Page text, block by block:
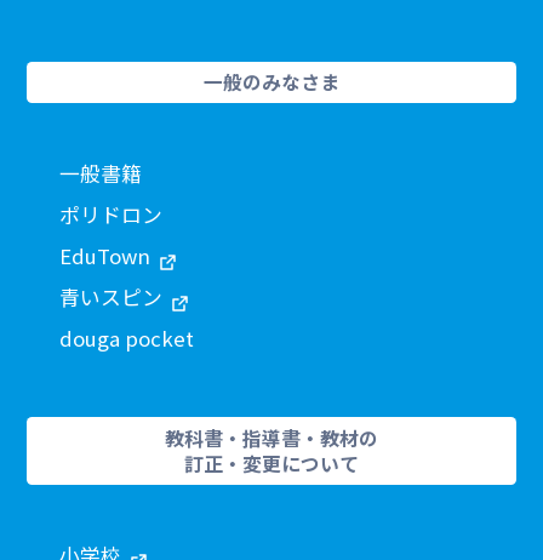
一般のみなさま
一般書籍
ポリドロン
EduTown
青いスピン
douga pocket
教科書・指導書・教材の
訂正・変更について